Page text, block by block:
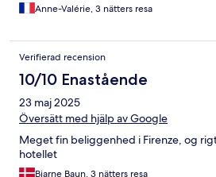
Anne-Valérie, 3 nätters resa
Verifierad recension
10/10 Enastående
23 maj 2025
Översätt med hjälp av Google
Meget fin beliggenhed i Firenze, og
hotellet
Bjarne Baun, 3 nätters resa